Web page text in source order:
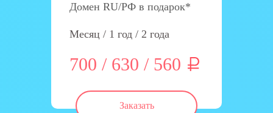
Домен RU/РФ в подарок*
Месяц / 1 год / 2 года
700 / 630 / 560
Заказать